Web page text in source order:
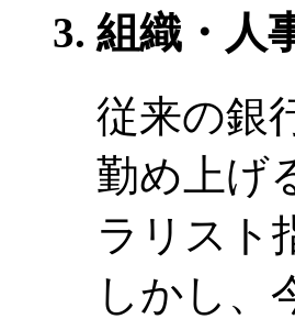
組織・人
従来の銀
勤め上げ
ラリスト
しかし、